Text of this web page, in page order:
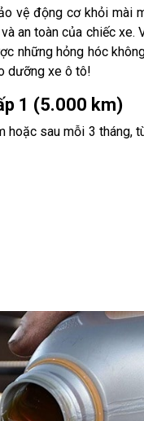
vệ động cơ khỏi mài
an toàn của chiếc
những hỏng hóc
dưỡng xe ô tô!
1 (5.000 km)
sau mỗi 3 tháng,